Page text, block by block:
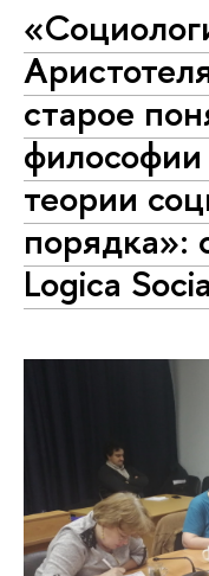
старое
философии
теории
порядка»:
Logica